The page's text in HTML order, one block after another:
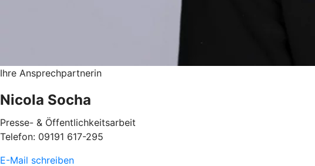
Ihre Ansprechpartnerin
Nicola Socha
Presse- & Öffentlichkeitsarbeit
Telefon: 09191 617-295
E-Mail schreiben